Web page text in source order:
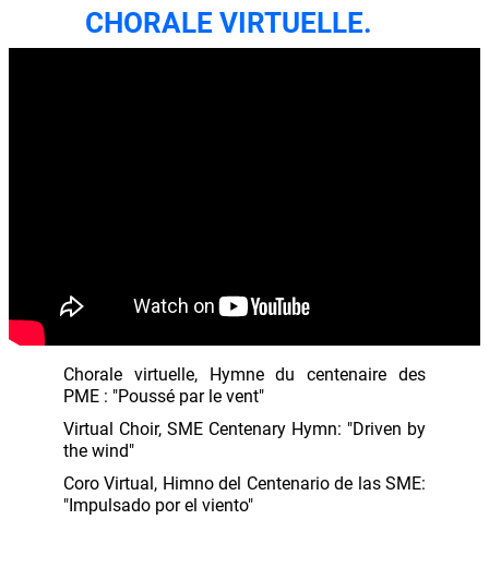
CHORALE VIRTUELLE.
Chorale virtuelle, Hymne du centenaire des
PME : "Poussé par le vent"
Virtual Choir, SME Centenary Hymn: "Driven by
the wind"
Coro Virtual, Himno del Centenario de las SME:
"Impulsado por el viento"